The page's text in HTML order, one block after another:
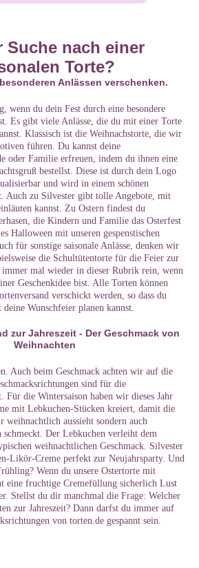
Suche nach einer
Torte?
Anlässen verschenken.
wenn du dein Fest durch eine besondere
Es gibt viele Anlässe, die du mit einer Torte
Klassisch ist die Weihnachstorte, die wir
führen. Du kannst deine
oder Familie erfreuen, indem du ihnen eine
bestellst. Diese ist durch dein Logo
und wird in einem schönen
Auch zu Silvester gibt tolle Angebote, mit
kannst. Zu Ostern findest du
die Kindern und Familie das Osterfest
Halloween mit unseren gespenstischen
für sonstige saisonale Anlässe, denken wir
die Schultütentorte für die Feier zur
immer mal wieder in dieser Rubrik rein, wenn
Geschenkidee bist. Alle Torten können
verschickt werden, so dass du
Wunschfeier planen kannst.
zur Jahreszeit - Der Geschmack von
Weihnachten
Auch beim Geschmack achten wir auf die
sind für die
Für die Wintersaison haben wir dieses Jahr
mit Lebkuchen-Stücken kreiert, damit die
weihnachtlich aussieht sondern auch
Der Lebkuchen verleiht dem
weihnachtlichen Geschmack. Silvester
Likör-Creme perfekt zur Neujahrsparty. Und
Wenn du unsere Ostertorte mit
eine fruchtige Cremefüllung sicherlich Lust
Stellst du dir manchmal die Frage: Welcher
zur Jahreszeit? Dann darfst du immer auf
von torten.de gespannt sein.